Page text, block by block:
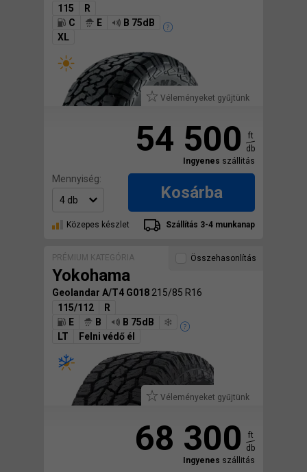
115
R
C
E
B 75dB
XL
Véleményeket gyűjtünk
54 500
ft
db
Ingyenes szállitás
Mennyiség:
Kosárba
Közepes készlet Szállítás 3-4 munkanap
PRÉMIUM KATEGÓRIA
Yokohama
Geolandar A/T4 G018 215/85 R16
115/112
R
E
B
B 75dB
LT
Felni védő él
Véleményeket gyűjtünk
Összehasonlítás
68 300
ft
db
Ingyenes szállitás